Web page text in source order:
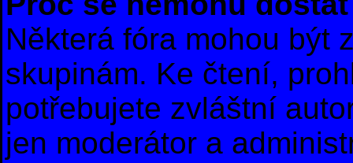
Některá fóra mohou být
skupinám. Ke čtení,
potřebujete zvláštní
jen moderátor a